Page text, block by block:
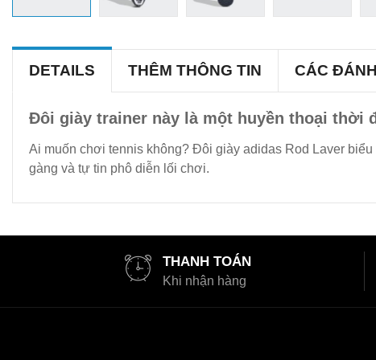
DETAILS THÊM THÔNG TIN CÁC
Đôi giày trainer này là một huyền thoại thời
Ai muốn chơi tennis không? Đôi giày adidas Rod Laver
gàng và tự tin phô diễn lối chơi.
THANH TOÁN
Khi nhận hàng